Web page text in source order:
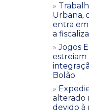
Urbana,
entra
a
Jogos
estreiam
Bolão
alterado
devido à